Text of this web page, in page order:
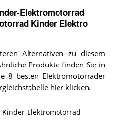
Elektromotorrad
Kinder Elektro
Alternativen zu diesem
Produkte finden Sie in
8 besten Elektromotorräder
hier klicken.
Kinder-Elektromotorrad